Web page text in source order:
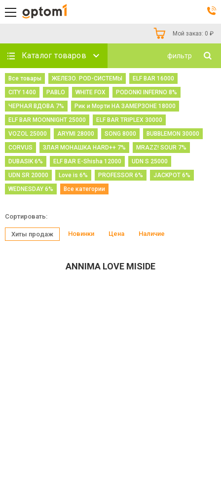
Мой заказ: 0 ₽
Каталог товаров фильтр
Все товары ЖЕЛЕЗО. POD-СИСТЕМЫ
ELF BAR 16000
CITY 1400
PABLO WHITE FOX
PODONKI INFERNO 8%
ЧЕРНАЯ ВДОВА 7%
Рик и Морти НА ЗАМЕРЗОНЕ 18000
ELF BAR MOONNIGHT 25000
ELF BAR TRIPLEX 30000
VOZOL 25000
ARYMI 28000 SONG 8000
BUBBLEMON 30000
CORVUS
ЗЛАЯ МОНАШКА HARD++ 7%
MRAZZ! SOUR 7%
DUBASIK 6%
ELF BAR E-Shisha 12000
UDN S 25000
UDN SR 20000
Love is 6% PROFESSOR 6%
JACKPOT 6%
WEDNESDAY 6%
Все категории
Сортировать:
Хиты продаж Новинки Цена Наличие
ANNIMA LOVE MISIDE